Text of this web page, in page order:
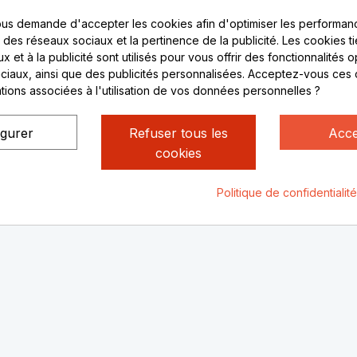
nous
Lundi au vendredi :
8h - 16h
uniquement sur Rendez-
vous
© Rhone Philatelie 2021
demande d'accepter les cookies afin d'optimiser les
réseaux sociaux et la pertinence de la publicité. Les cookies
et à la publicité sont utilisés pour vous offrir des fonctionnalités
ainsi que des publicités personnalisées. Acceptez-vous ces
associées à l'utilisation de vos données personnelles ?
Refuser tous les
cookies
Politique de